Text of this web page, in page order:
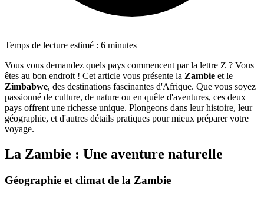
Temps de lecture estimé : 6 minutes
Vous vous demandez quels pays commencent par la lettre Z ? Vous
êtes au bon endroit ! Cet article vous présente la Zambie et le
Zimbabwe, des destinations fascinantes d'Afrique. Que vous soyez
passionné de culture, de nature ou en quête d'aventures, ces deux
pays offrent une richesse unique. Plongeons dans leur histoire, leur
géographie, et d'autres détails pratiques pour mieux préparer votre
voyage.
La Zambie : Une aventure naturelle
Géographie et climat de la Zambie